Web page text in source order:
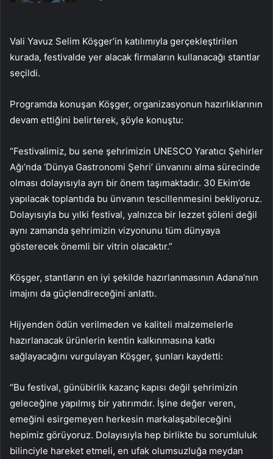
Vali Yavuz Selim Köşger’in katılımıyla gerçekleştirilen
kurada, festivalde yer alacak firmaların kullanacağı stantlar
seçildi.
Programda konuşan Köşger, organizasyonun hazırlıklarının
devam ettiğini belirterek, şöyle konuştu:
“Festivalimiz, bu sene şehrimizin UNESCO Yaratıcı Şehirler
Ağı’nda ‘Dünya Gastronomi Şehri’ ünvanını alma sürecinde
olması dolayısıyla ayrı bir önem taşımaktadır. 30 Ekim’de
yapılacak toplantıda bu ünvanın tescillenmesini bekliyoruz.
Dolayısıyla bu yılki festival, yalnızca bir lezzet şöleni değil
aynı zamanda şehrimizin vizyonunu tüm dünyaya
gösterecek önemli bir vitrin olacaktır.”
Köşger, stantların en iyi şekilde hazırlanmasının Adana’nın
imajını da güçlendireceğini anlattı.
Hijyenden ödün verilmeden ve kaliteli malzemelerle
hazırlanacak ürünlerin kentin kalkınmasına katkı
sağlayacağını vurgulayan Köşger, şunları kaydetti:
“Bu festival, günübirlik kazanç kapısı değil şehrimizin
geleceğine yapılmış bir yatırımdır. İşine değer veren,
emeğini esirgemeyen herkesin markalaşabileceğini
hepimiz görüyoruz. Dolayısıyla hep birlikte bu sorumluluk
bilinciyle hareket etmeli, en ufak olumsuzluğa meydan